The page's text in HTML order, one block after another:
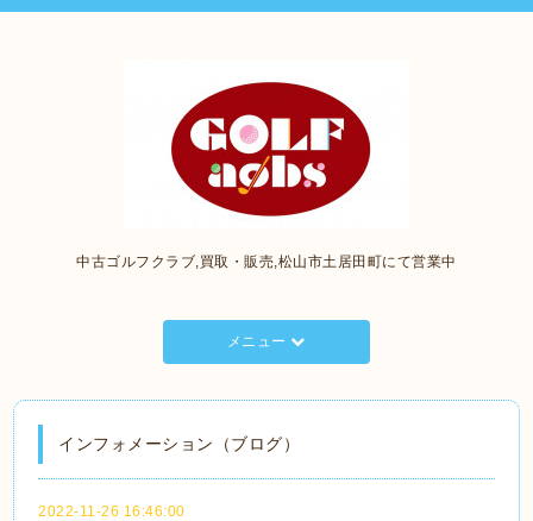
中古ゴルフクラブ,買取・販売,松山市土居田町にて営業中
メニュー
インフォメーション（ブログ）
2022-11-26 16:46:00